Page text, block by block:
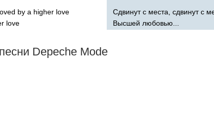
by a higher love
love
Сдвинут с места, сдвинут с
Высшей любовью...
Depeche Mode